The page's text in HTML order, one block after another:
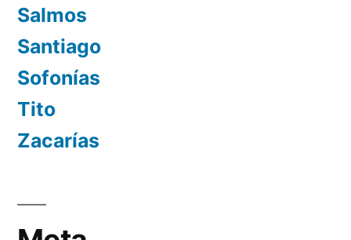
Salmos
Santiago
Sofonías
Tito
Zacarías